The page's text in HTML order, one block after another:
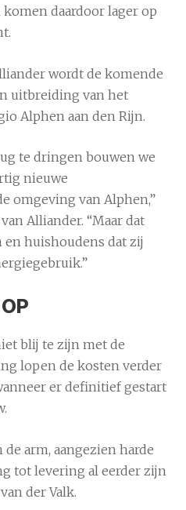
daardoor lager op
wordt de komende
uitbreiding van het
Alphen aan den Rijn.
te dringen bouwen we
nieuwe
omgeving van Alphen,”
Alliander. “Maar dat
huishoudens dat zij
blij te zijn met de
lopen de kosten verder
er definitief gestart
de arm, aangezien harde
tot levering al eerder zijn
der Valk.